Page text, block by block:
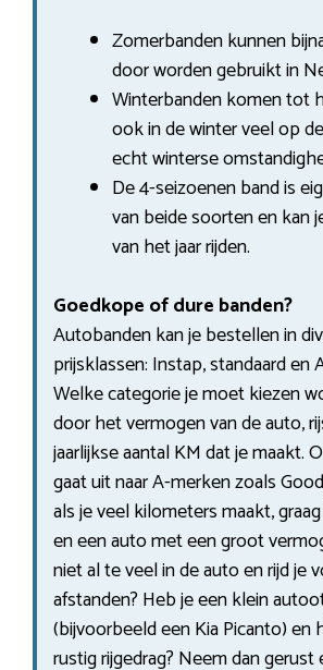
Zomerbanden kunnen
door worden gebruikt in
Winterbanden komen tot
ook in de winter veel op
echt winterse
De 4-seizoenen band is
van beide soorten en kan
van het jaar rijden.
Goedkope of dure banden?
Autobanden kan je bestellen in
prijsklassen: Instap, standaard en
Welke categorie je moet kiezen
door het vermogen van de auto,
jaarlijkse aantal KM dat je maakt.
gaat uit naar A-merken zoals
als je veel kilometers maakt,
en een auto met een groot
niet al te veel in de auto en rijd je
afstanden? Heb je een klein
(bijvoorbeeld een Kia Picanto) en
rustig rijgedrag? Neem dan gerust